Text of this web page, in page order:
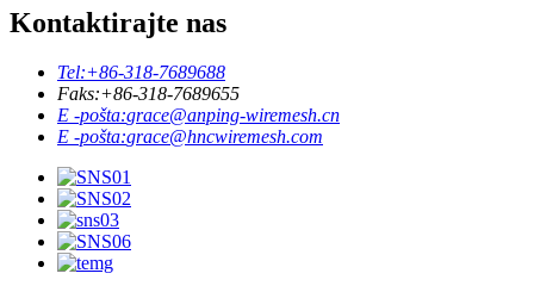
Kontaktirajte nas
Tel:+86-318-7689688
Faks:+86-318-7689655
E -pošta:grace@anping-wiremesh.cn
E -pošta:grace@hncwiremesh.com